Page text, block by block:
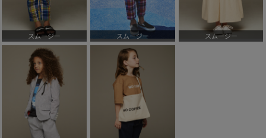
スムージー スムージー スムージー